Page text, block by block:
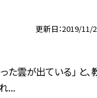
更新日 2019/11/
た雲が出ている」 と、
...